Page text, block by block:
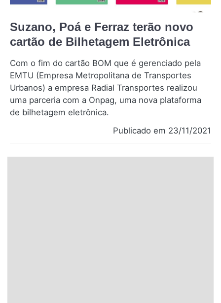
Paraná
Rio Grande do Sul
Centro-Oeste
Norte
Suzano, Poá e Ferraz terão novo
cartão de Bilhetagem Eletrônica
Com o fim do cartão BOM que é gerenciado pela
EMTU (Empresa Metropolitana de Transportes
Urbanos) a empresa Radial Transportes realizou
uma parceria com a Onpag, uma nova plataforma
de bilhetagem eletrônica.
Publicado em 23/11/2021